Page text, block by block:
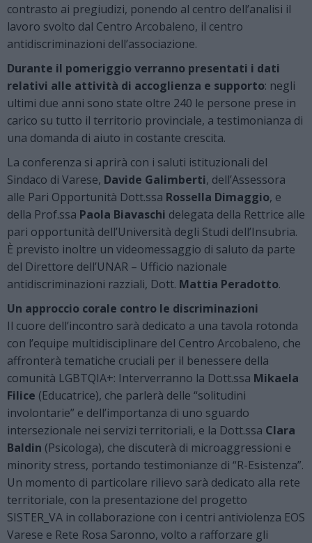
contrasto ai pregiudizi, ponendo al centro dell’analisi il
lavoro svolto dal Centro Arcobaleno, il centro
antidiscriminazioni dell’associazione.
Durante il pomeriggio verranno presentati i dati
relativi alle attività di accoglienza e supporto: negli
ultimi due anni sono state oltre 240 le persone prese in
carico su tutto il territorio provinciale, a testimonianza di
una domanda di aiuto in costante crescita.
La conferenza si aprirà con i saluti istituzionali del
Sindaco di Varese, Davide Galimberti, dell’Assessora
alle Pari Opportunità Dott.ssa Rossella Dimaggio, e
della Prof.ssa Paola Biavaschi delegata della Rettrice alle
pari opportunità dell’Università degli Studi dell’Insubria.
È previsto inoltre un videomessaggio di saluto da parte
del Direttore dell’UNAR – Ufficio nazionale
antidiscriminazioni razziali, Dott. Mattia Peradotto.
Un approccio corale contro le discriminazioni
Il cuore dell’incontro sarà dedicato a una tavola rotonda
con l’equipe multidisciplinare del Centro Arcobaleno, che
affronterà tematiche cruciali per il benessere della
comunità LGBTQIA+: Interverranno la Dott.ssa Mikaela
Filice (Educatrice), che parlerà delle “solitudini
involontarie” e dell’importanza di uno sguardo
intersezionale nei servizi territoriali, e la Dott.ssa Clara
Baldin (Psicologa), che discuterà di microaggressioni e
minority stress, portando testimonianze di “R-Esistenza”.
Un momento di particolare rilievo sarà dedicato alla rete
territoriale, con la presentazione del progetto
SISTER_VA in collaborazione con i centri antiviolenza EOS
Varese e Rete Rosa Saronno, volto a rafforzare gli